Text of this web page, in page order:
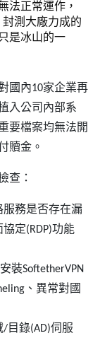
法正常運作，
封測大廠力成的
是冰山的一
國內10家企業再
入公司內部系
要檔案均無法開
贖金。
查：
服務是否存在漏
定(RDP)功能
裝SoftetherVPN
、異常對國
目錄(AD)伺服